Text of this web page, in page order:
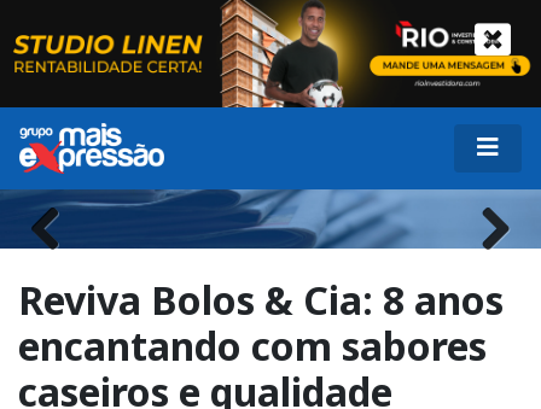
Reviva Bolos & Cia: 8 anos